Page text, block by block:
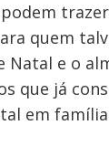
quem
e o
que já
em